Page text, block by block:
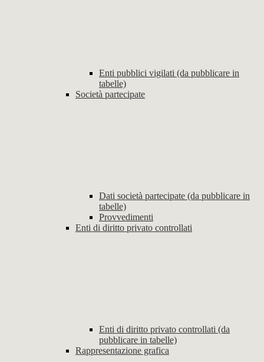
Enti pubblici vigilati (da pubblicare in
tabelle)
Società partecipate
Dati società partecipate (da pubblicare in
tabelle)
Provvedimenti
Enti di diritto privato controllati
Enti di diritto privato controllati (da
pubblicare in tabelle)
Rappresentazione grafica